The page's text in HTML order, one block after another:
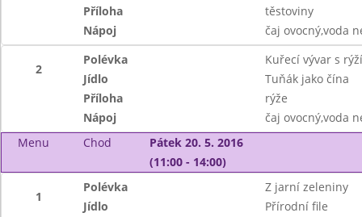
Příloha
těstoviny
Nápoj
čaj ovocný,voda
2
Polévka
Kuřecí vývar s rýží
Jídlo
Tuňák jako čína
Příloha
rýže
Nápoj
čaj ovocný,voda
Menu
Chod
Pátek 20. 5. 2016
(11:00 - 14:00)
1
Polévka
Z jarní zeleniny
Jídlo
Přírodní file